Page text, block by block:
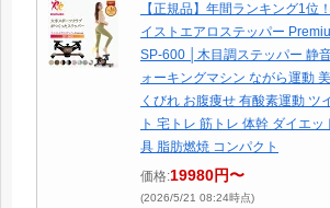
【正規品】年間ランキング1位
イストエアロステッパー
SP-600 │木目調ステッパー 静
ォーキングマシン ながら運動
くびれ お腹痩せ 有酸素運動 ツ
ト 宅トレ 筋トレ 体幹 ダイエッ
具 脂肪燃焼 コンパクト
価格:19980円〜
(2026/5/21 08:24時点)